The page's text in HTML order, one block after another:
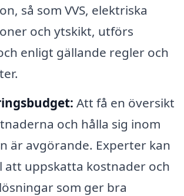
så som VVS, elektriska
och ytskikt, utförs
enligt gällande regler och
Att få en översikt
och hålla sig inom
är avgörande. Experter kan
att uppskatta kostnader och
som ger bra